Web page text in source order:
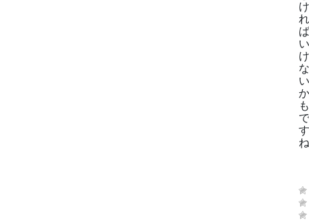
け
れ
い
け
な
い
か
も
で
す